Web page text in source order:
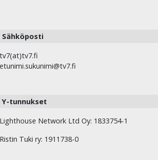
Sähköposti
tv7(at)tv7.fi
etunimi.sukunimi@tv7.fi
Y-tunnukset
Lighthouse Network Ltd Oy: 1833754-1
Ristin Tuki ry: 1911738-0